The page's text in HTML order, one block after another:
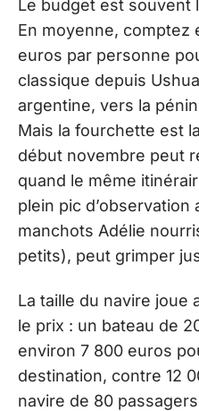
Le budget est souvent
En moyenne, comptez
euros par personne
classique depuis
argentine, vers la
Mais la fourchette est
début novembre peut
quand le même
plein pic d’observation
manchots Adélie
petits), peut grimper
La taille du navire joue
le prix : un bateau de
environ 7 800 euros
destination, contre 12
navire de 80